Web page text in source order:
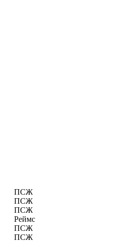
ПСЖ
ПСЖ
ПСЖ
Реймс
ПСЖ
ПСЖ